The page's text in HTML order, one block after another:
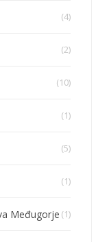
(4)
(2)
(10)
(1)
(5)
(1)
Međugorje (1)